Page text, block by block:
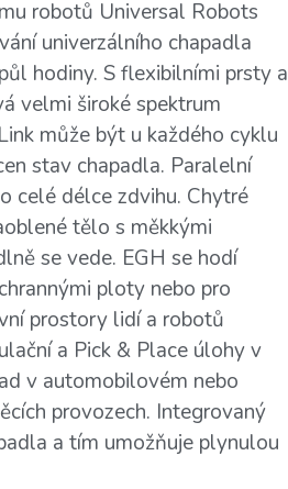
robotů Universal Robots
univerzálního chapadla
hodiny. S flexibilními prsty a
velmi široké spektrum
může být u každého cyklu
stav chapadla. Paralelní
celé délce zdvihu. Chytré
tělo s měkkými
se vede. EGH se hodí
ploty nebo pro
prostory lidí a robotů
a Pick & Place úlohy v
v automobilovém nebo
provozech. Integrovaný
a tím umožňuje plynulou